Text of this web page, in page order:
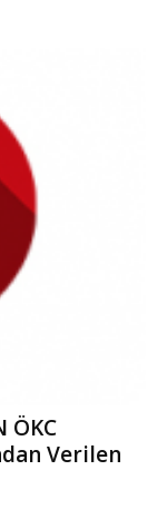
ÖKC
Verilen